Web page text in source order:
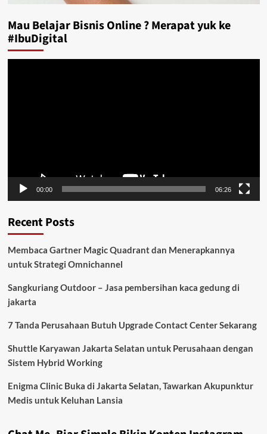
Mau Belajar Bisnis Online ? Merapat yuk ke
#IbuDigital
00:00 06:26
Recent Posts
Membaca Gartner Magic Quadrant dan Menerapkannya
untuk Strategi Omnichannel
Sangkuriang Outdoor – Jasa pembersihan kaca gedung di
jakarta
7 Tanda Perusahaan Butuh Upgrade Contact Center Sekarang
Shuttle Karyawan Jakarta Selatan untuk Perusahaan dengan
Sistem Hybrid Working
Enigma Clinic Buka di Jakarta Selatan, Tawarkan Akupunktur
Medis untuk Keluhan Lansia